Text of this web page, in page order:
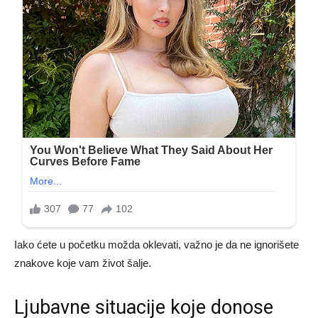
Iako ćete u početku možda oklevati, važno je da ne ignorišete
znakove koje vam život šalje.
Ljubavne situacije koje donose